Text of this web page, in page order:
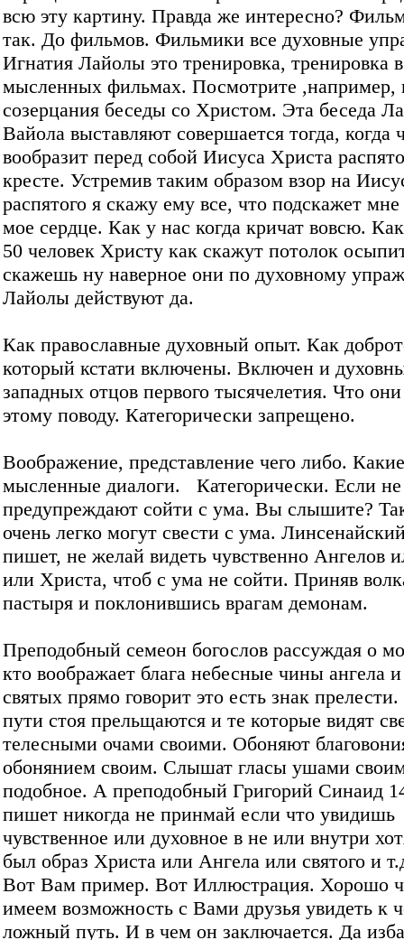
всю эту картину. Правда же интересно?
так. До фильмов. Фильмики все духовные
Игнатия Лайолы это тренировка, тренировка в
мысленных фильмах. Посмотрите ,например,
созерцания беседы со Христом. Эта беседа
Вайола выставляют совершается тогда, когда
вообразит перед собой Иисуса Христа
кресте. Устремив таким образом взор на
распятого я скажу ему все, что подскажет
мое сердце. Как у нас когда кричат вовсю.
50 человек Христу как скажут потолок
скажешь ну наверное они по духовному
Лайолы действуют да.
Как православные духовный опыт. Как
который кстати включены. Включен и
западных отцов первого тысячелетия. Что
этому поводу. Категорически запрещено.
Воображение, представление чего либо.
мысленные диалоги. Категорически. Если
предупреждают сойти с ума. Вы слышите?
очень легко могут свести с ума.
пишет, не желай видеть чувственно Ангелов
или Христа, чтоб с ума не сойти. Приняв
пастыря и поклонившись врагам демонам.
Преподобный семеон богослов рассуждая о
кто воображает блага небесные чины ангела
святых прямо говорит это есть знак
пути стоя прельщаются и те которые видят
телесными очами своими. Обоняют
обонянием своим. Слышат гласы ушами
подобное. А преподобный Григорий Синаид
пишет никогда не принмай если что увидишь
чувственное или духовное в не или внутри
был образ Христа или Ангела или святого и
Вот Вам пример. Вот Иллюстрация. Хорошо
имеем возможность с Вами друзья увидеть к
ложный путь. И в чем он заключается. Да